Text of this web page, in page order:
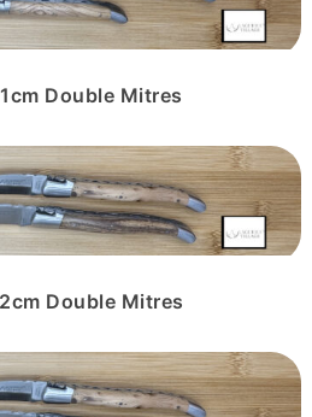
Double Mitres
Double Mitres